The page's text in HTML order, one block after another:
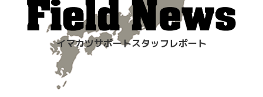
イマカツサポートスタッフレポート